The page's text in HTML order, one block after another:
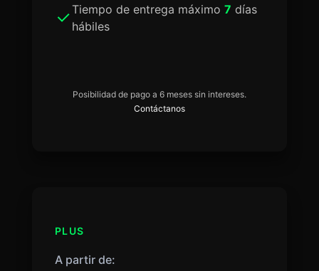
Tiempo de entrega máximo 7 días
hábiles
Posibilidad de pago a 6 meses sin intereses.
Contáctanos
PLUS
A partir de: